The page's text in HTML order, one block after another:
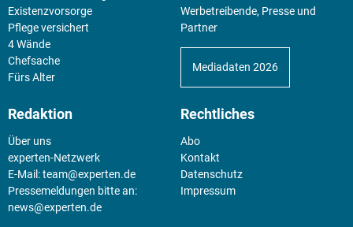
Existenz­vorsorge
Pflege versichert
4 Wände
Chefsache
Fürs Alter
Werbetreibende, Presse und
Partner
Mediadaten 2026
Redaktion
Über uns
experten-Netzwerk
E-Mail:team@experten.de
Pressemeldungen bitte an:
news@experten.de
Rechtliches
Abo
Kontakt
Datenschutz
Impressum